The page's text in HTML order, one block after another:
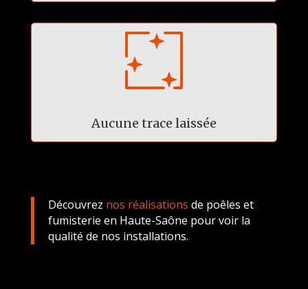
Aucune trace laissée
Découvrez nos réalisations de poêles et
fumisterie en Haute-Saône pour voir la
qualité de nos installations.